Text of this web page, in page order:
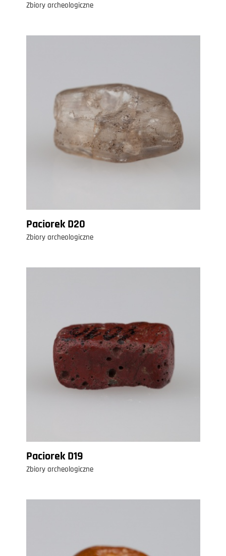
Zbiory archeologiczne
Paciorek D20
Zbiory archeologiczne
Paciorek D19
Zbiory archeologiczne